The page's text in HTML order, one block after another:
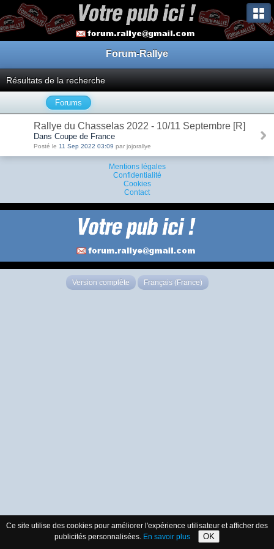
Forum-Rallye
Résultats de la recherche
Forums
Rallye du Chasselas 2022 - 10/11 Septembre [R]
Dans Coupe de France
Posté le 11 Sep 2022 03:09 par jojorallye
Mentions légales
Confidentialité
Cookies
Contact
Version complète Français (France)
Ce site utilise des cookies pour améliorer l'expérience utilisateur et afficher des
publicités personnalisées. En savoir plus OK